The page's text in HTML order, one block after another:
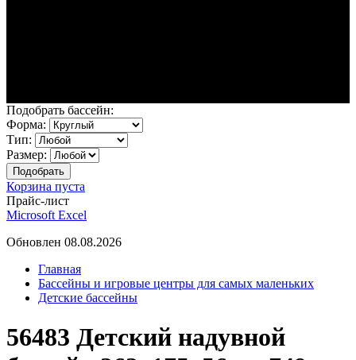
Подобрать бассейн:
Форма:
Тип:
Размер:
Корзина пуста
Прайс-лист
Microsoft Excel
Обновлен 08.08.2026
Главная
Бассейны и игровые центры для самых маленьких
Детские бассейны
56483 Детский надувной